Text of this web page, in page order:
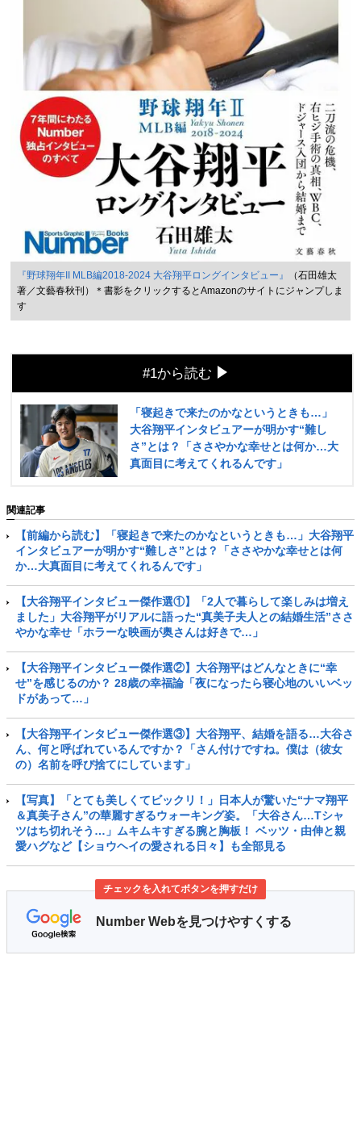
『野球翔年II MLB編2018-2024 大谷翔平ロングインタビュー』
（石田雄太
著／文藝春秋刊）＊書影をクリックするとAmazonのサイトにジャンプしま
す
#1から読む
「寝起きで来たのかなというときも…」
大谷翔平インタビュアーが明かす“難し
さ”とは？「ささやかな幸せとは何か…大
真面目に考えてくれるんです」
関連記事
【前編から読む】「寝起きで来たのかなというときも…」大谷翔平
インタビュアーが明かす“難しさ”とは？「ささやかな幸せとは何
か…大真面目に考えてくれるんです」
【大谷翔平インタビュー傑作選①】「2人で暮らして楽しみは増え
ました」大谷翔平がリアルに語った“真美子夫人との結婚生活”ささ
やかな幸せ「ホラーな映画が奥さんは好きで…」
【大谷翔平インタビュー傑作選②】大谷翔平はどんなときに“幸
せ”を感じるのか？ 28歳の幸福論「夜になったら寝心地のいいベッ
ドがあって…」
【大谷翔平インタビュー傑作選③】大谷翔平、結婚を語る…大谷さ
ん、何と呼ばれているんですか？「さん付けですね。僕は（彼女
の）名前を呼び捨てにしています」
【写真】「とても美しくてビックリ！」日本人が驚いた“ナマ翔平
＆真美子さん”の華麗すぎるウォーキング姿。「大谷さん…Tシャ
ツはち切れそう…」ムキムキすぎる腕と胸板！ ベッツ・由伸と親
愛ハグなど【ショウヘイの愛される日々】も全部見る
チェックを入れてボタンを押すだけ
Number Webを見つけやすくする